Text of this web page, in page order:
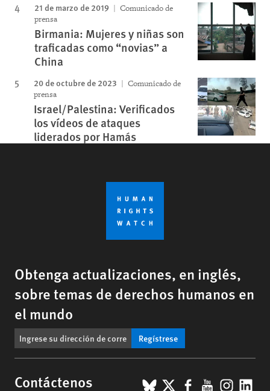
21 de marzo de 2019
Comunicado de
prensa
Birmania: Mujeres y niñas son
traficadas como “novias” a
China
20 de octubre de 2023
Comunicado de
prensa
Israel/Palestina: Verificados
los vídeos de ataques
liderados por Hamás
Obtenga actualizaciones, en inglés,
sobre temas de derechos humanos en
el mundo
Regístrese
Contáctenos BlueSky
X Facebook
YouTube